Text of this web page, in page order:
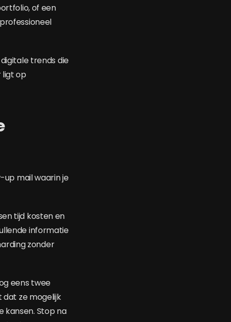
of een
trends die
ligt op
mail waarin je
tijd kosten en
informatie
zonder
eens twee
dat ze mogelijk
kansen. Stop na